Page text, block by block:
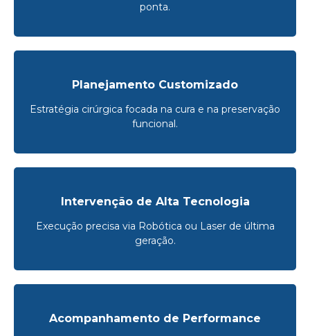
ponta.
Planejamento Customizado
Estratégia cirúrgica focada na cura e na preservação
funcional.
Intervenção de Alta Tecnologia
Execução precisa via Robótica ou Laser de última
geração.
Acompanhamento de Performance